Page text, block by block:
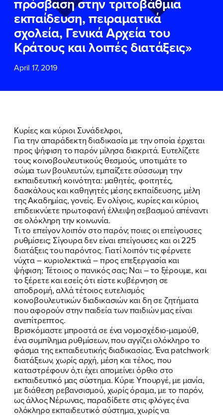
εκπαίδευση, πειραματικά
σχολεία, Γενικά Αρχεία του
Κράτους και λοιπές διατάξεις»
April 17, 2019
Κυρίες και κύριοι Συνάδελφοι,
Για την απαράδεκτη διαδικασία με την οποία έρχεται
προς ψήφιση το παρόν μίλησα διακριτά. Ευτελίζετε
τους κοινοβουλευτικούς θεσμούς, υποτιμάτε το
σώμα των βουλευτών, εμπαίζετε σύσσωμη την
εκπαιδευτική κοινότητα: μαθητές, φοιτητές,
δασκάλους και καθηγητές μέσης εκπαίδευσης, μέλη
της Ακαδημίας, γονείς. Εν ολίγοις, κυρίες και κύριοι,
επιδεικνύετε πρωτοφανή έλλειψη σεβασμού απέναντι
σε ολόκληρη την κοινωνία.
Τι το επείγον λοιπόν στο παρόν; ποιες οι επείγουσες
ρυθμίσεις; Σίγουρα δεν είναι επείγουσες και οι 225
διατάξεις του παρόντος. Γιατί λοιπόν τις φέρνετε
νύχτα – κυριολεκτικά – προς επεξεργασία και
ψήφιση; Τέτοιος ο πανικός σας; Ναι – το ξέρουμε, και
το ξέρετε και εσείς ότι είστε κυβέρνηση σε
αποδρομή, αλλά τέτοιος ευτελισμός
κοινοβουλευτικών διαδικασιών και δη σε ζητήματα
που αφορούν στην παιδεία των παιδιών μας είναι
ανεπίτρεπτος.
Βρισκόμαστε μπροστά σε ένα νομοσχέδιο-μαμούθ,
ένα συμπίλημα ρυθμίσεων, που αγγίζει ολόκληρο το
φάσμα της εκπαιδευτικής διαδικασίας. Ένα patchwork
διατάξεων, χωρίς αρχή, μέση και τέλος, που
καταστρέφουν ό,τι έχει απομείνει όρθιο στο
εκπαιδευτικό μας σύστημα. Κύριε Υπουργέ, με μανία,
με διάθεση ρεβανσισμού, χωρίς όραμα, με το παρόν,
ως άλλος Νέρωνας, παραδίδετε στις φλόγες ένα
ολόκληρο εκπαιδευτικό σύστημα, χωρίς να
ΕΠΙΘΕΤΟ*
ΤΗΛΕΦΩΝΟ *
Δεδομένων
Χρήσηςτου δικτυακού τόπου του
Πολιτικού Γραφείου της Βουλευτού
Νίκης Κεραμέως
ΥΠΟΒΟΛΗ
ΕΠΙΘΕΤΟ*
ΤΗΛΕΦΩΝΟ
Δεδομένων
Χρήσηςτου δικτυακού τόπου του
Πολιτικού Γραφείου της Βουλευτού
Νίκης Κεραμέως
ΥΠΟΒΟΛΗ